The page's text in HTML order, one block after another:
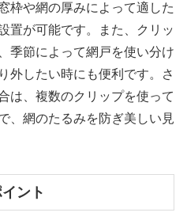
枠や網の厚みによって適した
置が可能です。また、クリッ
季節によって網戸を使い分け
外したい時にも便利です。さ
は、複数のクリップを使って
、網のたるみを防ぎ美しい見
ント